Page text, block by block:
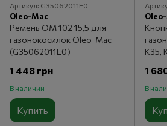
Артикул: G35062011E0
Oleo-Mac
Ремень ОМ 102 15,5 для
газонокосилок Oleo-Mac
(G35062011E0)
1 448 грн
В наличии
Купить
К35,
1
В